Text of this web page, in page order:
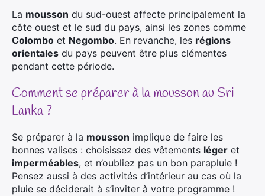
La mousson du sud-ouest affecte principalement la
côte ouest et le sud du pays, ainsi les zones comme
Colombo et Negombo. En revanche, les régions
orientales du pays peuvent être plus clémentes
pendant cette période.
Comment se préparer à la mousson au Sri
Lanka ?
Se préparer à la mousson implique de faire les
bonnes valises : choisissez des vêtements léger et
imperméables, et n’oubliez pas un bon parapluie !
Pensez aussi à des activités d’intérieur au cas où la
pluie se déciderait à s’inviter à votre programme !